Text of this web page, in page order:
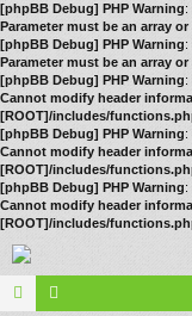
[phpBB Debug] PHP Warning:
Parameter must be an array
[phpBB Debug] PHP Warning:
Parameter must be an array
[phpBB Debug] PHP Warning:
Cannot modify header
[ROOT]/includes/
[phpBB Debug] PHP Warning:
Cannot modify header
[ROOT]/includes/
[phpBB Debug] PHP Warning:
Cannot modify header
[ROOT]/includes/